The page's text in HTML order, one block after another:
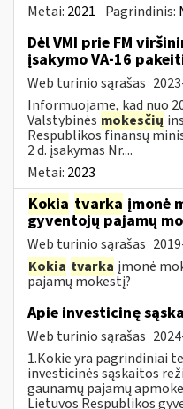
Metai: 2021 Pagrindinis:
Dėl VMI prie FM
įsakymo VA-16
Web turinio sąrašas
Informuojame, kad nuo
Valstybinės mokesčių
Respublikos finansų
2 d. įsakymas Nr....
Metai: 2023
Kokia tvarka įmonė
gyventojų pajamų
Web turinio sąrašas
Kokia tvarka įmonė
pajamų mokestį?
Apie investicinę
Web turinio sąrašas
1.Kokie yra pagrindiniai
investicinės sąskaitos
gaunamų pajamų
Lietuvos Respublikos